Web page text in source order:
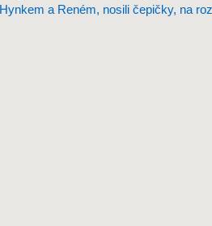
a Reném, nosili čepičky, na